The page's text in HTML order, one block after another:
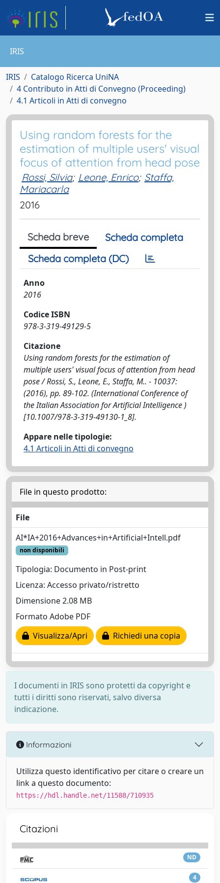
IRIS
IRIS
Catalogo Ricerca UniNA
4 Contributo in Atti di Convegno (Proceeding)
4.1 Articoli in Atti di convegno
Using random forests for the
estimation of multiple users' visual
focus of attention from head pose
Rossi, Silvia; Leone, Enrico; Staffa,
Mariacarla
2016
Scheda breve
Scheda completa
Scheda completa (DC)
Anno
2016
Codice ISBN
978-3-319-49129-5
Citazione
Using random forests for the estimation of
multiple users' visual focus of attention from head
pose / Rossi, S., Leone, E., Staffa, M.. - 10037:
(2016), pp. 89-102. (International Conference of
the Italian Association for Artificial Intelligence )
[10.1007/978-3-319-49130-1_8].
Appare nelle tipologie:
4.1 Articoli in Atti di convegno
File in questo prodotto:
File
AI*IA+2016+Advances+in+Artificial+Intell.pdf
non disponibili
Tipologia: Documento in Post-print
Licenza: Accesso privato/ristretto
Dimensione 2.08 MB
Formato Adobe PDF
Visualizza/Apri
Richiedi una copia
I documenti in IRIS sono protetti da copyright e
tutti i diritti sono riservati, salvo diversa
indicazione.
Informazioni
Utilizza questo identificativo per citare o creare un
link a questo documento:
https://hdl.handle.net/11588/710935
Citazioni
ND
4